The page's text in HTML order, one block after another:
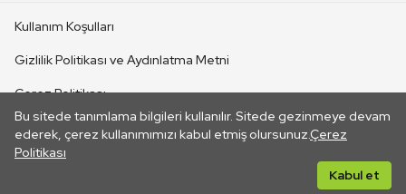
Bu sitede tanımlama bilgileri kullanılır. Sitede gezinmeye devam
ederek, çerez kullanımımızı kabul etmiş olursunuz.Çerez
Politikası
Kabul et
CANLI YAYINLAR
Kullanım Koşulları
Gizlilik Politikası ve Aydınlatma Metni
Çerez Politikası
İletişim
Her hakkı saklıdır. ©2026 TRT. Bağlantı yoluyla gidilen dış